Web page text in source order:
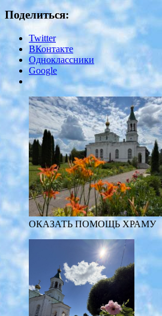
Поделиться:
Twitter
ВКонтакте
Одноклассники
Google
ОКАЗАТЬ ПОМОЩЬ ХРАМУ